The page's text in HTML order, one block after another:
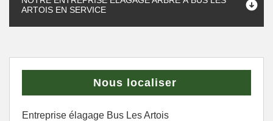
ARTOIS EN SERVICE
Nous localiser
Entreprise élagage Bus Les Artois